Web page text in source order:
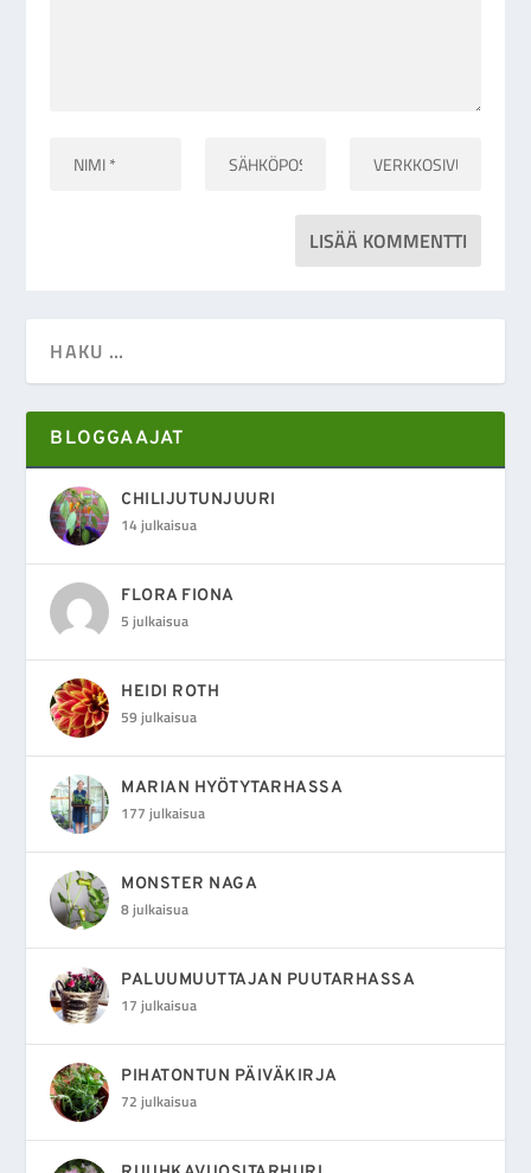
BLOGGAAJAT
CHILIJUTUNJUURI
14 julkaisua
FLORA FIONA
5 julkaisua
HEIDI ROTH
59 julkaisua
MARIAN HYÖTYTARHASSA
177 julkaisua
MONSTER NAGA
8 julkaisua
PALUUMUUTTAJAN PUUTARHASSA
17 julkaisua
PIHATONTUN PÄIVÄKIRJA
72 julkaisua